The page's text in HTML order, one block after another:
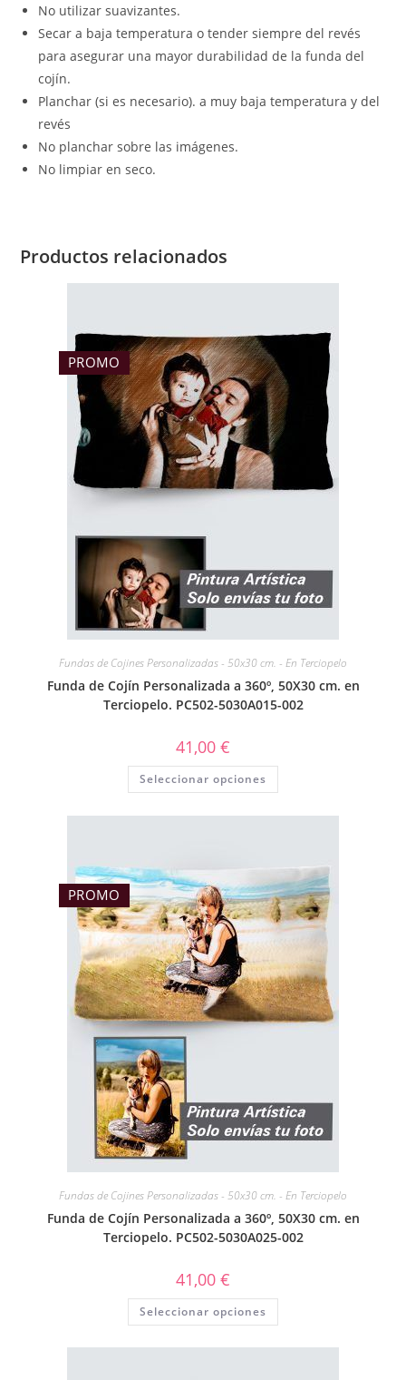
No utilizar suavizantes.
Secar a baja temperatura o tender siempre del revés
para asegurar una mayor durabilidad de la funda del
cojín.
Planchar (si es necesario). a muy baja temperatura y del
revés
No planchar sobre las imágenes.
No limpiar en seco.
Productos relacionados
PROMO
Fundas de Cojines Personalizadas - 50x30 cm. - En Terciopelo
Funda de Cojín Personalizada a 360º, 50X30 cm. en
Terciopelo. PC502-5030A015-002
41,00 €
Seleccionar opciones
PROMO
Fundas de Cojines Personalizadas - 50x30 cm. - En Terciopelo
Funda de Cojín Personalizada a 360º, 50X30 cm. en
Terciopelo. PC502-5030A025-002
41,00 €
Seleccionar opciones